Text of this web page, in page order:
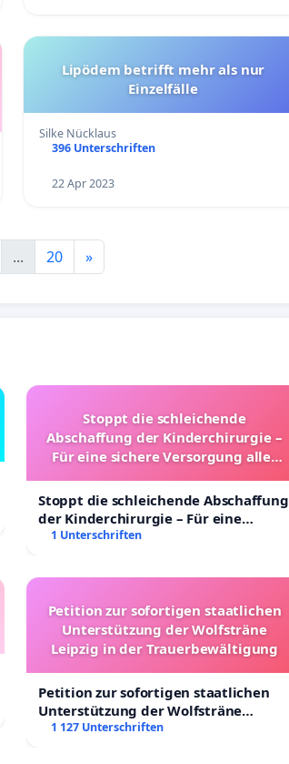
Lipödem betrifft mehr als nur
Einzelfälle
Silke Nücklaus
396 Unterschriften
22 Apr 2023
... 20 »
Stoppt die schleichende
Abschaffung der Kinderchirurgie –
Für eine sichere Versorgung aller
Stoppt die schleichende Abschaffung
der Kinderchirurgie – Für eine
sichere Versorgung aller Kinder in
1 Unterschriften
Petition zur sofortigen staatlichen
Unterstützung der Wolfsträne
Leipzig in der Trauerbewältigung
Petition zur sofortigen staatlichen
Unterstützung der Wolfsträne
Leipzig in der Trauerbewältigung
1 127 Unterschriften